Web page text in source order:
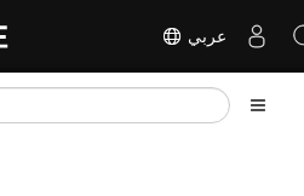
عربي